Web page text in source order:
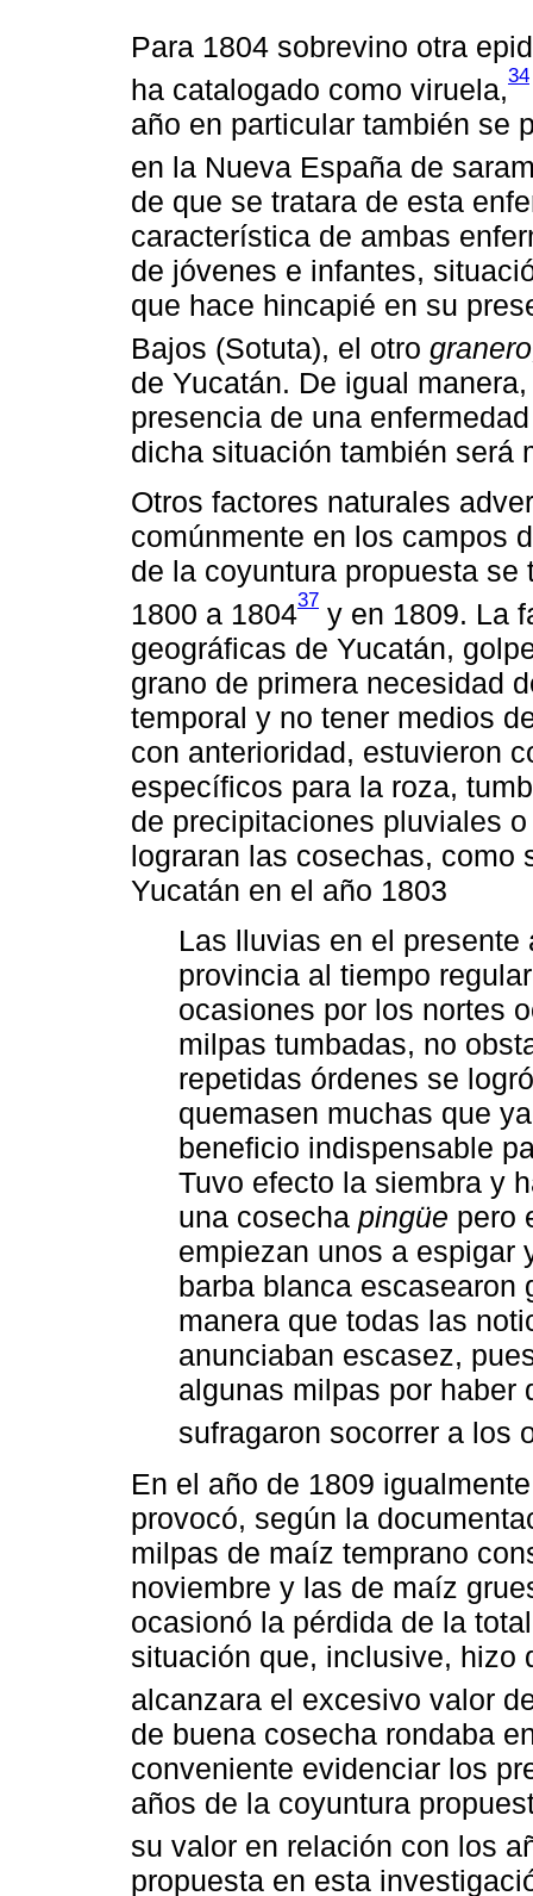
Para 1804 sobrevino otra
ha catalogado como viruela,34
año en particular también se
en la Nueva España de
de que se tratara de esta
característica de ambas
de jóvenes e infantes,
que hace hincapié en su
Bajos (Sotuta), el otro
de Yucatán. De igual
presencia de una
dicha situación también será
Otros factores naturales
comúnmente en los campos
de la coyuntura propuesta
1800 a 180437 y en 1809. La
geográficas de Yucatán,
grano de primera necesidad
temporal y no tener medios
con anterioridad, estuvieron
específicos para la roza,
de precipitaciones pluviales
lograran las cosechas, como
Yucatán en el año 1803
Las lluvias en el
provincia al tiempo
ocasiones por los nortes
milpas tumbadas, no
repetidas órdenes se
quemasen muchas que
beneficio indispensable
Tuvo efecto la siembra y
una cosecha pingüe pero
empiezan unos a espigar
barba blanca escasearon
manera que todas las
anunciaban escasez,
algunas milpas por haber
sufragaron socorrer a los
En el año de 1809
provocó, según la
milpas de maíz temprano
noviembre y las de maíz
ocasionó la pérdida de la
situación que, inclusive, hizo
alcanzara el excesivo valor
de buena cosecha rondaba
conveniente evidenciar los
años de la coyuntura
su valor en relación con los
propuesta en esta